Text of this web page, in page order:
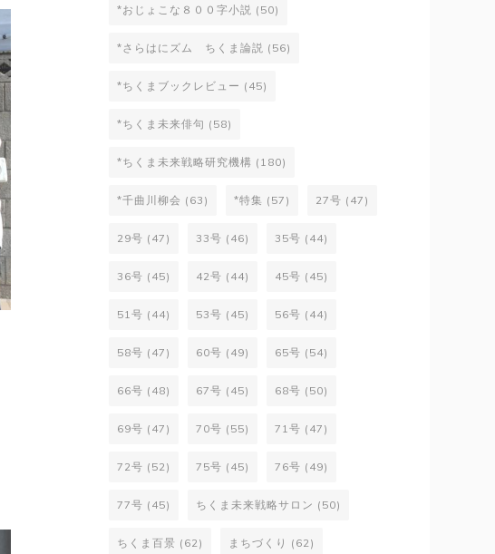
*おじょこな８００字小説 (50)
*さらはにズム ちくま論説 (56)
*ちくまブックレビュー (45)
*ちくま未来俳句 (58)
*ちくま未来戦略研究機構 (180)
*千曲川柳会 (63) *特集 (57) 27号 (47)
29号 (47) 33号 (46) 35号 (44)
36号 (45) 42号 (44) 45号 (45)
51号 (44) 53号 (45) 56号 (44)
58号 (47) 60号 (49) 65号 (54)
66号 (48) 67号 (45) 68号 (50)
69号 (47) 70号 (55) 71号 (47)
72号 (52) 75号 (45) 76号 (49)
77号 (45) ちくま未来戦略サロン (50)
ちくま百景 (62) まちづくり (62)